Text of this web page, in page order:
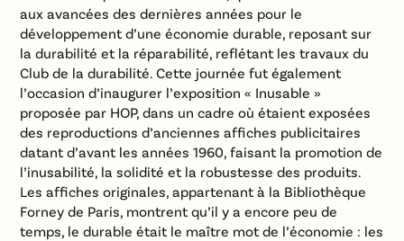
aux avancées des dernières années pour le
développement d’une économie durable, reposant sur
la durabilité et la réparabilité, reflétant les travaux du
Club de la durabilité. Cette journée fut également
l’occasion d’inaugurer l’exposition « Inusable »
proposée par HOP, dans un cadre où étaient exposées
des reproductions d’anciennes affiches publicitaires
datant d’avant les années 1960, faisant la promotion de
l’inusabilité, la solidité et la robustesse des produits.
Les affiches originales, appartenant à la Bibliothèque
Forney de Paris, montrent qu’il y a encore peu de
temps, le durable était le maître mot de l’économie : les